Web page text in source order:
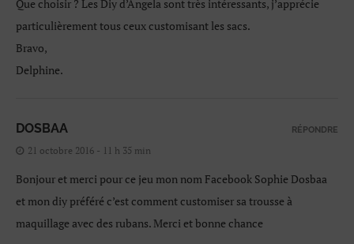
Que choisir ? Les Diy d’Angela sont très intéressants, j’apprécie
particulièrement tous ceux customisant les sacs.
Bravo,
Delphine.
DOSBAA
21 octobre 2016 - 11 h 35 min
Bonjour et merci pour ce jeu mon nom Facebook Sophie Dosbaa
et mon diy préféré c’est comment customiser sa trousse à
maquillage avec des rubans. Merci et bonne chance
RÉPONDRE